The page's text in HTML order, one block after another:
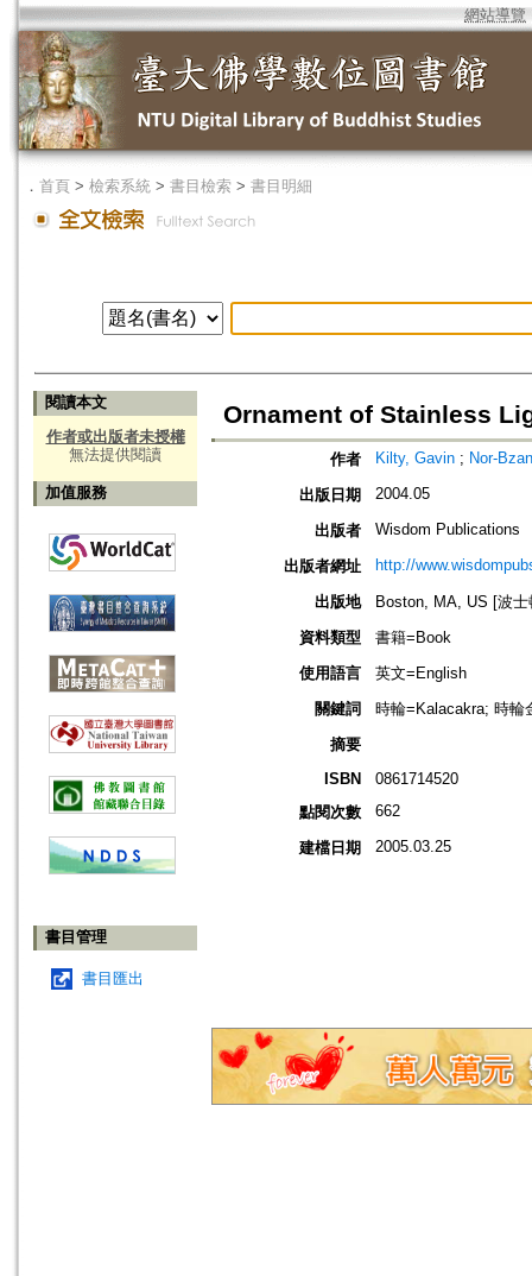
網站導覽
． 首頁 > 檢索系統 > 書目檢索 > 書目明細
閱讀本文
作者或出版者未授權
無法提供閱讀
加值服務
書目管理
書目匯出
Ornament of Stainless
作者 Kilty, Gavin ; Nor-
出版日期 2004.05
出版者 Wisdom Publications
出版者網址 http://
出版地
Boston, MA, US [波
資料類型
書籍=Book
使用語言
英文=English
關鍵詞
時輪=Kalacakra; 時輪
摘要
ISBN
0861714520
點閱次數
662
建檔日期 2005.03.25